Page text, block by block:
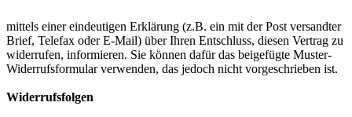
mittels einer eindeutigen Erklärung (z.B. ein mit der Post versandter
Brief, Telefax oder E-Mail) über Ihren Entschluss, diesen Vertrag zu
widerrufen, informieren. Sie können dafür das beigefügte Muster-
Widerrufsformular verwenden, das jedoch nicht vorgeschrieben ist.
Widerrufsfolgen